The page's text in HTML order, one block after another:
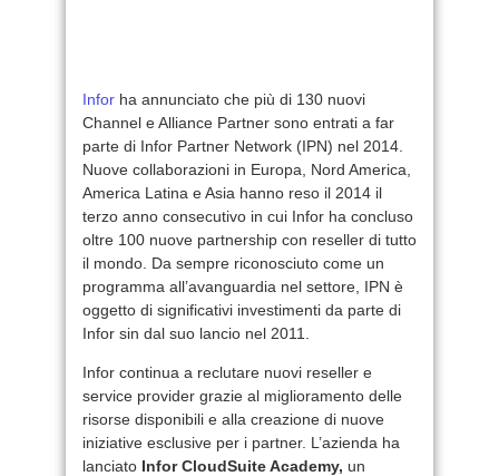
Infor ha annunciato che più di 130 nuovi
Channel e Alliance Partner sono entrati a far
parte di Infor Partner Network (IPN) nel 2014.
Nuove collaborazioni in Europa, Nord America,
America Latina e Asia hanno reso il 2014 il
terzo anno consecutivo in cui Infor ha concluso
oltre 100 nuove partnership con reseller di tutto
il mondo. Da sempre riconosciuto come un
programma all’avanguardia nel settore, IPN è
oggetto di significativi investimenti da parte di
Infor sin dal suo lancio nel 2011.
Infor continua a reclutare nuovi reseller e
service provider grazie al miglioramento delle
risorse disponibili e alla creazione di nuove
iniziative esclusive per i partner. L’azienda ha
lanciato Infor CloudSuite Academy, un